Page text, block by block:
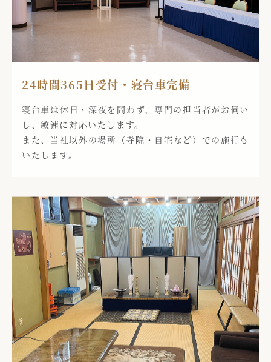
24時間365日受付・寝台車完備
寝台車は休日・深夜を問わず、専門の担当者がお伺い
し、敏速に対応いたします。
また、当社以外の場所（寺院・自宅など）での施行も
いたします。